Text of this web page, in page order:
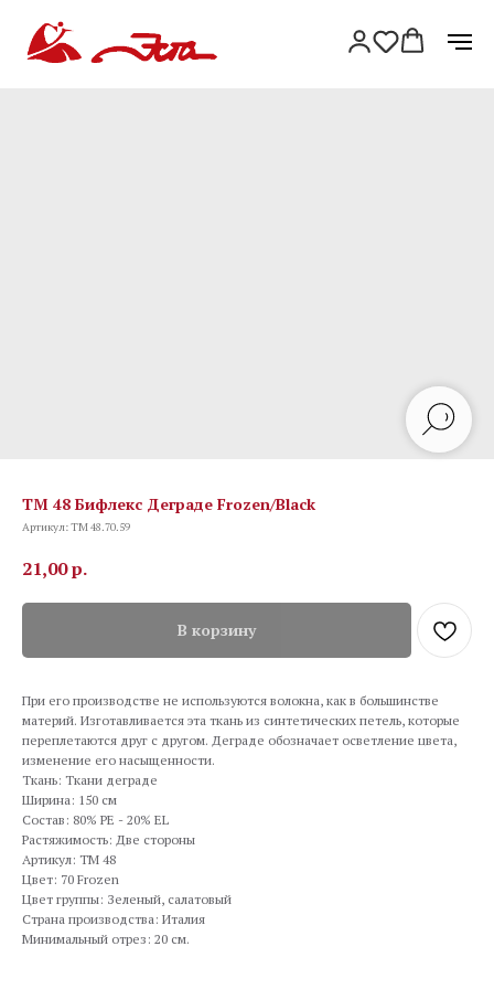
TM 48 Бифлекс Деграде Frozen/Black
Артикул:TM 48.70.59
21,00р.
В корзину
При его производстве не используются волокна, как в большинстве
материй. Изготавливается эта ткань из синтетических петель, которые
переплетаются друг с другом. Деграде обозначает осветление цвета,
изменение его насыщенности.
Ткань: Ткани деграде
Ширина: 150 см
Состав: 80% PE - 20% EL
Растяжимость: Две стороны
Артикул: TM 48
Цвет: 70 Frozen
Цвет группы: Зеленый, салатовый
Страна производства: Италия
Минимальный отрез: 20 см.